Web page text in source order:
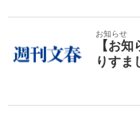
お知らせ
【お
りすま